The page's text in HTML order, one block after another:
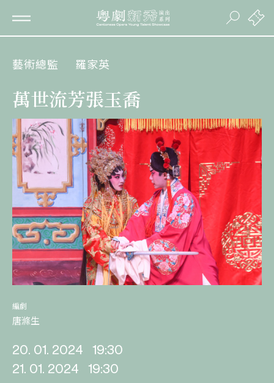
藝術總監 羅家英
萬世流芳張玉喬
編劇
唐滌生
20. 01. 2024
19:30
21. 01. 2024
19:30